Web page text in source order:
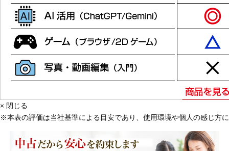
× 閉じる
※本表の評価は当社基準による目安であり、使用環境や個人の感じ方